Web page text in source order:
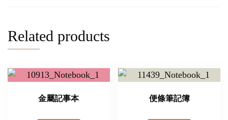
Related products
金屬記事本 便條筆記簿